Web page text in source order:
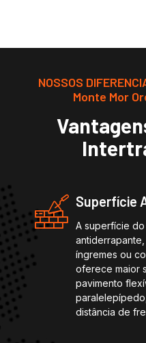
NOSSOS
Monte Mor
Superfície
A superfície
íngremes ou
oferece maior
pavimento
distância de